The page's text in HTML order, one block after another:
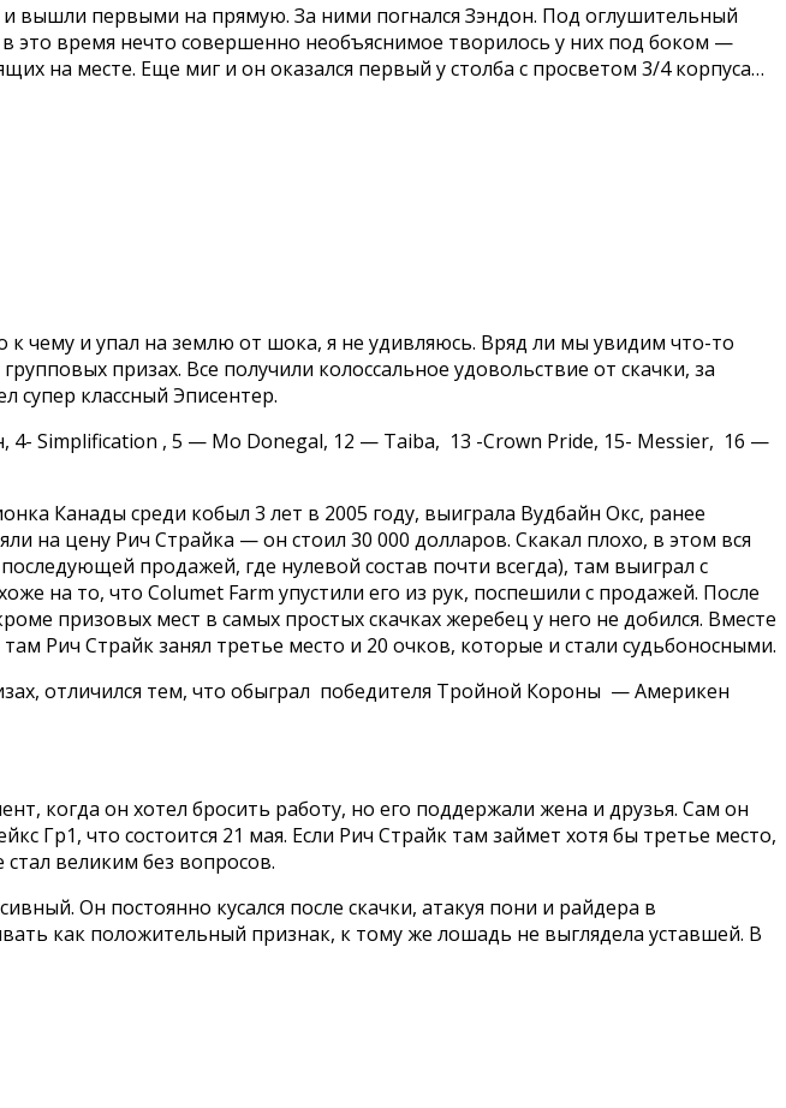
вышли первыми на прямую. За ними погнался Зэндон. Под оглушительный
это время нечто совершенно необъяснимое творилось у них под боком —
на месте. Еще миг и он оказался первый у столба с просветом 3/4 корпуса…
чему и упал на землю от шока, я не удивляюсь. Вряд ли мы увидим что-то
призах. Все получили колоссальное удовольствие от скачки, за
супер классный Эписентер.
4- Simplification , 5 — Mo Donegal, 12 — Taiba, 13 -Crown Pride, 15- Messier, 16 —
Канады среди кобыл 3 лет в 2005 году, выиграла Вудбайн Окс, ранее
на цену Рич Страйка — он стоил 30 000 долларов. Скакал плохо, в этом вся
продажей, где нулевой состав почти всегда), там выиграл с
на то, что Columet Farm упустили его из рук, поспешили с продажей. После
призовых мест в самых простых скачках жеребец у него не добился. Вместе
Рич Страйк занял третье место и 20 очков, которые и стали судьбоносными.
отличился тем, что обыграл победителя Тройной Короны — Америкен
когда он хотел бросить работу, но его поддержали жена и друзья. Сам он
Гр1, что состоится 21 мая. Если Рич Страйк там займет хотя бы третье место,
великим без вопросов.
Он постоянно кусался после скачки, атакуя пони и райдера в
как положительный признак, к тому же лошадь не выглядела уставшей. В